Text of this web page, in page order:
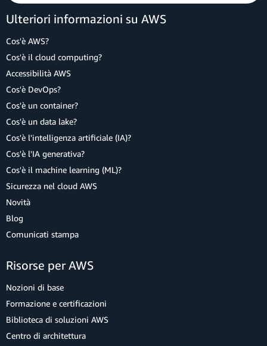
Ulteriori informazioni su AWS
Cos'è AWS?
Cos'è il cloud computing?
Accessibilità AWS
Cos'è DevOps?
Cos'è un container?
Cos'è un data lake?
Cos'è l'intelligenza artificiale (IA)?
Cos'è l'IA generativa?
Cos'è il machine learning (ML)?
Sicurezza nel cloud AWS
Novità
Blog
Comunicati stampa
Risorse per AWS
Nozioni di base
Formazione e certificazioni
Biblioteca di soluzioni AWS
Centro di architettura